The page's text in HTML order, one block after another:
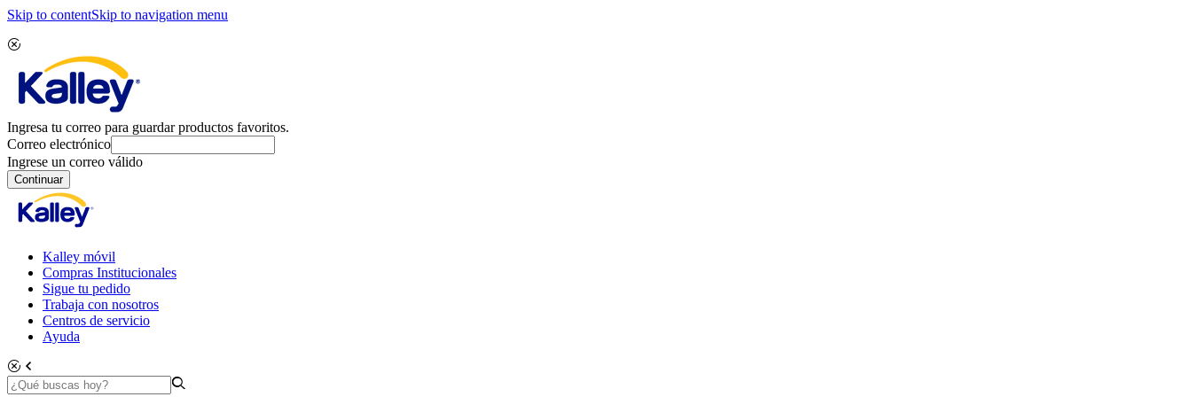
Skip to contentSkip to navigation menu
Ingresa tu correo para guardar productos favoritos.
Correo electrónico
Ingrese un correo válido
Continuar
Kalley móvil
Compras Institucionales
Sigue tu pedido
Trabaja con nosotros
Centros de servicio
Ayuda